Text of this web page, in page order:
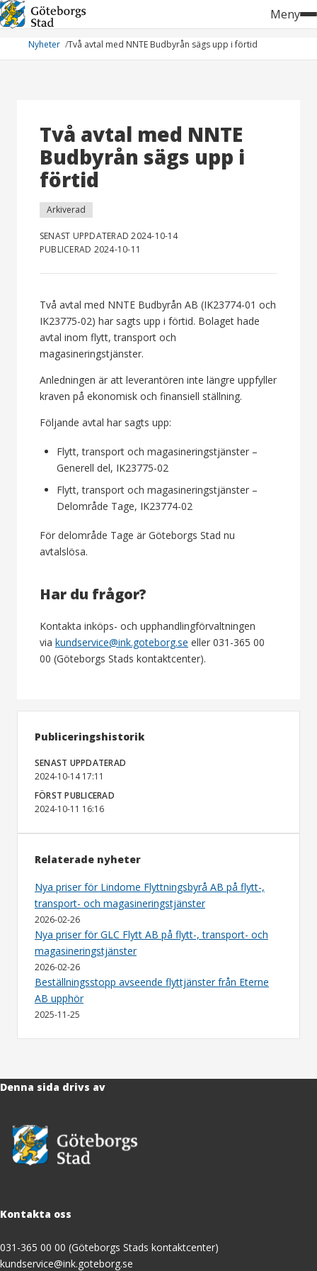
Hoppa
till
innehåll
Meny
Nyheter Två avtal med NNTE Budbyrån sägs upp i förtid
Två avtal med NNTE
Budbyrån sägs upp i
förtid
Arkiverad
SENAST UPPDATERAD 2024-10-14
PUBLICERAD 2024-10-11
Två avtal med NNTE Budbyrån AB (IK23774-01 och
IK23775-02) har sagts upp i förtid. Bolaget hade
avtal inom flytt, transport och
magasineringstjänster.
Anledningen är att leverantören inte längre uppfyller
kraven på ekonomisk och finansiell ställning.
Följande avtal har sagts upp:
Flytt, transport och magasineringstjänster –
Generell del, IK23775-02
Flytt, transport och magasineringstjänster –
Delområde Tage, IK23774-02
För delområde Tage är Göteborgs Stad nu
avtalslösa.
Har du frågor?
Kontakta inköps- och upphandlingförvaltningen
via kundservice@ink.goteborg.se eller 031-365 00
00 (Göteborgs Stads kontaktcenter).
Publiceringshistorik
SENAST UPPDATERAD
2024-10-14 17:11
FÖRST PUBLICERAD
2024-10-11 16:16
Relaterade nyheter
Nya priser för Lindome Flyttningsbyrå AB på flytt-,
transport- och magasineringstjänster
2026-02-26
Nya priser för GLC Flytt AB på flytt-, transport- och
magasineringstjänster
2026-02-26
Beställningsstopp avseende flyttjänster från Eterne
AB upphör
2025-11-25
Denna sida drivs av
Kontakta oss
031-365 00 00 (Göteborgs Stads kontaktcenter)
kundservice@ink.goteborg.se